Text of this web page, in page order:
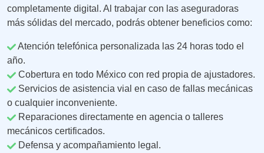
completamente digital. Al trabajar con las aseguradoras
más sólidas del mercado, podrás obtener beneficios como:
Atención telefónica personalizada las 24 horas todo el
año.
Cobertura en todo México con red propia de ajustadores.
Servicios de asistencia vial en caso de fallas mecánicas
o cualquier inconveniente.
Reparaciones directamente en agencia o talleres
mecánicos certificados.
Defensa y acompañamiento legal.